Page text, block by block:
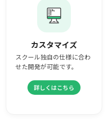
カスタマイズ
スクール独自の仕様に合わ
せた開発が可能です。
詳しくはこちら